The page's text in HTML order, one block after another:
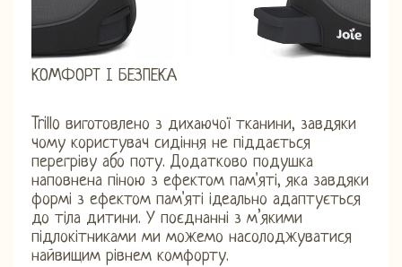
КОМФОРТ І БЕЗПЕКА
Trillo виготовлено з дихаючої тканини, завдяки
чому користувач сидіння не піддається
перегріву або поту. Додатково подушка
наповнена піною з ефектом пам'яті, яка завдяки
формі з ефектом пам'яті ідеально адаптується
до тіла дитини. У поєднанні з м’якими
підлокітниками ми можемо насолоджуватися
найвищим рівнем комфорту.